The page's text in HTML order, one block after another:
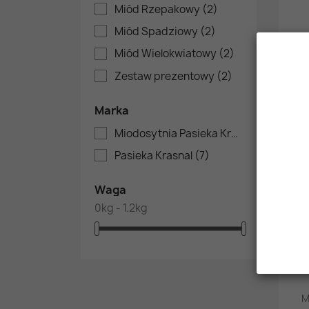
Miód Rzepakowy (2)
Miód Spadziowy (2)
Miód Wielokwiatowy (2)
Zestaw prezentowy (2)
Marka
Miodosytnia Pasieka Krasnal
Pasieka Krasnal (7)
Waga
0kg - 1.2kg